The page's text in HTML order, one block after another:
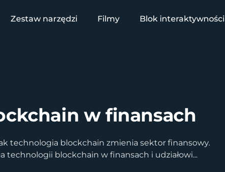
Zestaw narzędzi Filmy Blok interaktywności
w finansach
technologia blockchain zmienia sektor finansowy.
technologii blockchain w finansach i udziałowi...